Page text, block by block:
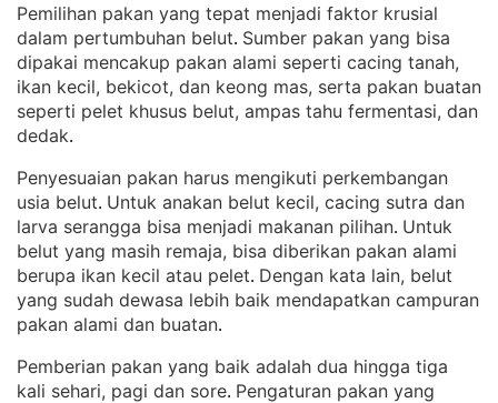
Pemilihan pakan yang tepat menjadi faktor krusial
dalam pertumbuhan belut. Sumber pakan yang bisa
dipakai mencakup pakan alami seperti cacing tanah,
ikan kecil, bekicot, dan keong mas, serta pakan buatan
seperti pelet khusus belut, ampas tahu fermentasi, dan
dedak.
Penyesuaian pakan harus mengikuti perkembangan
usia belut. Untuk anakan belut kecil, cacing sutra dan
larva serangga bisa menjadi makanan pilihan. Untuk
belut yang masih remaja, bisa diberikan pakan alami
berupa ikan kecil atau pelet. Dengan kata lain, belut
yang sudah dewasa lebih baik mendapatkan campuran
pakan alami dan buatan.
Pemberian pakan yang baik adalah dua hingga tiga
kali sehari, pagi dan sore. Pengaturan pakan yang